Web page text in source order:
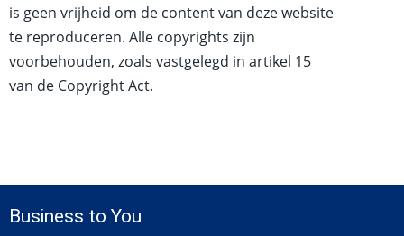
is geen vrijheid om de content van deze website
te reproduceren. Alle copyrights zijn
voorbehouden, zoals vastgelegd in artikel 15
van de Copyright Act.
Business to You